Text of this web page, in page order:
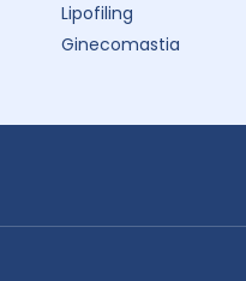
Lipofiling
Ginecomastia